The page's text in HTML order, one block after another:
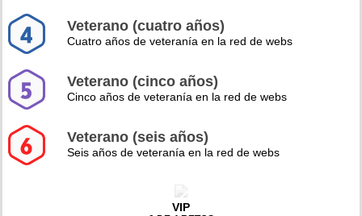
Veterano (cuatro años)
Cuatro años de veteranía en la red de webs
Veterano (cinco años)
Cinco años de veteranía en la red de webs
Veterano (seis años)
Seis años de veteranía en la red de webs
VIP